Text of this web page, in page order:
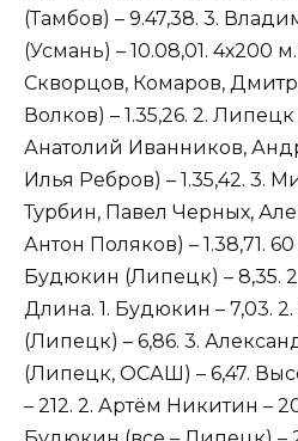
(Тамбов) – 9.47,38. 3.
(Усмань) – 10.08,01. 4х200
Скворцов, Комаров,
Волков) – 1.35,26. 2.
Анатолий Иванников,
Илья Ребров) – 1.35,42. 3.
Турбин, Павел Черных,
Антон Поляков) – 1.38,71.
Будюкин (Липецк) – 8,35.
Длина. 1. Будюкин – 7,03.
(Липецк) – 6,86. 3.
(Липецк, ОСАШ) – 6,47.
– 212. 2. Артём Никитин –